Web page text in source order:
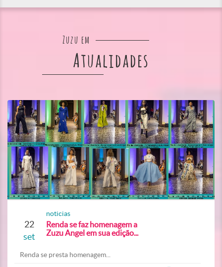
Zuzu em
Atualidades
22
set
noticias
Renda se faz homenagem a
Zuzu Angel em sua edição...
Renda se presta homenagem...